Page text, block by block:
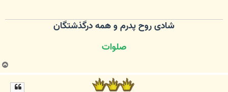
شادی روح پدرم و همه درگذشتگان
صلوات
ب
ا